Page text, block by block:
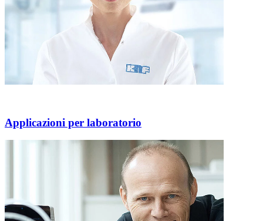
Applicazioni per laboratorio